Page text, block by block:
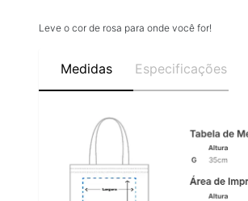
Leve o cor de rosa para onde você for!
Medidas Especificações